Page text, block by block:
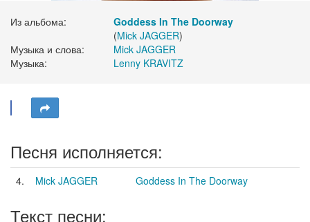
Из альбома:
Goddess In The Doorway
(Mick JAGGER)
Музыка и слова:
Mick JAGGER
Музыка:
Lenny KRAVITZ
Песня исполняется:
4. Mick JAGGER Goddess In The Doorway
Текст песни: